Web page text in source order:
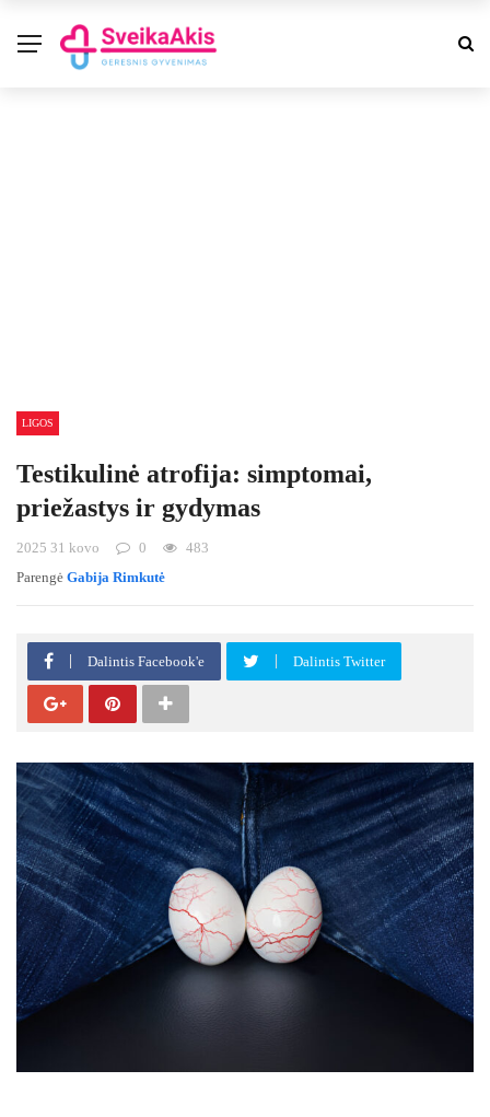
LIGOS
Testikulinė atrofija: simptomai,
priežastys ir gydymas
2025 31 kovo 0
483
Parengė Gabija Rimkutė
Dalintis Facebook'e Dalintis Twitter